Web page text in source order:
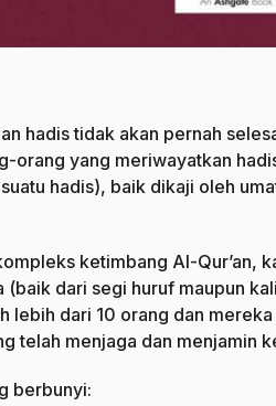
hadis tidak akan pernah
orang yang meriwayatkan
hadis), baik dikaji oleh
ketimbang Al-Qur’an,
(baik dari segi huruf maupun
lebih dari 10 orang dan
telah menjaga dan menjamin
berbunyi: